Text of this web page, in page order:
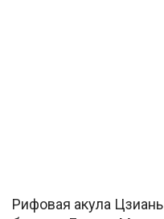
Рифовая акула